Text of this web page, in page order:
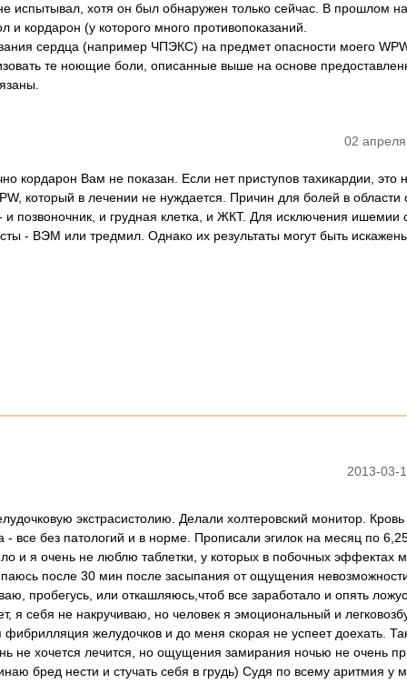
испытывал, хотя он был обнаружен только сейчас. В прошлом
кордарон (у которого много противопоказаний.
сердца (например ЧПЭКС) на предмет опасности моего
те ноющие боли, описанные выше на основе
02
кордарон Вам не показан. Если нет приступов тахикардии, это
который в лечении не нуждается. Причин для болей в области
позвоночник, и грудная клетка, и ЖКТ. Для исключения ишемии
- ВЭМ или тредмил. Однако их результаты могут быть
2013-03-
экстрасистолию. Делали холтеровский монитор.
все без патологий и в норме. Прописали эгилок на месяц по
и я очень не люблю таблетки, у которых в побочных эффектах
после 30 мин после засыпания от ощущения
пробегусь, или откашляюсь,чтоб все заработало и опять
я себя не накручиваю, но человек я эмоциональный и
желудочков и до меня скорая не успеет доехать.
не хочется лечится, но ощущения замирания ночью не очень
бред нести и стучать себя в грудь) Судя по всему аритмия у